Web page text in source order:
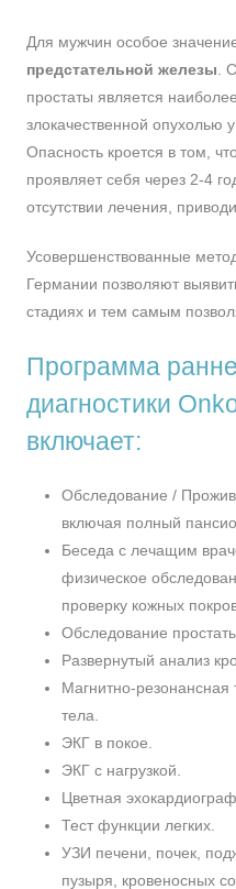
Для мужчин особое
предстательной железы .
простаты является
злокачественной опухолью
Опасность кроется в том,
проявляет себя через 2-4
отсутствии лечения,
Усовершенствованные
Германии позволяют
стадиях и тем самым
Программa
диагностики
включает:
Обследование /
включая полный
Беседа с лечащим
физическое
проверку кожных
Обследование
Развернутый анализ
Магнитно-резонансная
тела.
ЭКГ в покое.
ЭКГ с нагрузкой.
Цветная
Тест функции легких.
УЗИ печени, почек,
пузыря, кровеносных